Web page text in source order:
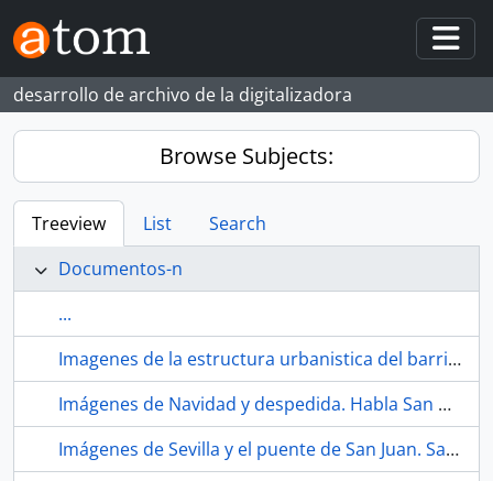
Skip to main content
desarrollo de archivo de la digitalizadora
Browse Subjects:
Treeview List
Search
Documentos-n
...
Imagenes de la estructura urbanistica del barrio. 2001. La Bachillera (barrio, Sevilla, Espana, ca.1948-)
Imágenes de Navidad y despedida. Habla San Diego Televisión. 1990-12. Sevilla (España).
Imágenes de Sevilla y el puente de San Juan. San Juan de Aznalfarache (Sevilla, España)